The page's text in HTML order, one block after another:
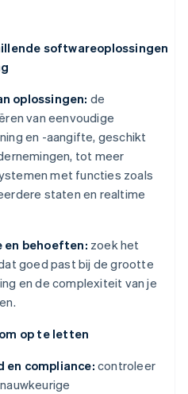
softwareoplossingen
oplossingen: de
van eenvoudige
en -aangifte, geschikt
tot meer
met functies zoals
staten en realtime
behoeften: zoek het
goed past bij de grootte
en de complexiteit van je
op te letten
en compliance:controleer